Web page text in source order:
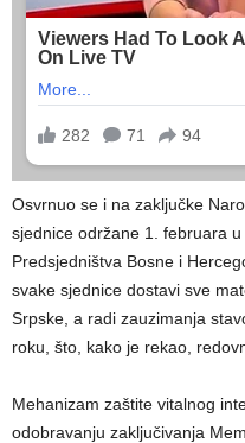
Osvrnuo se i na zaključke
sjednice održane 1. februara
Predsjedništva Bosne i
svake sjednice dostavi sve
Srpske, a radi zauzimanja
roku, što, kako je rekao,
Mehanizam zaštite vitalnog
odobravanju zaključivanja